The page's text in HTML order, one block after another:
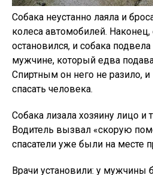
Собака неустанно лаяла и
колеса автомобилей. Наконец,
остановился, и собака
мужчине, который едва
Спиртным он него не разило, и
спасать человека.
Собака лизала хозяину лицо и
Водитель вызвал «скорую
спасатели уже были на месте
Врачи установили: у мужчины